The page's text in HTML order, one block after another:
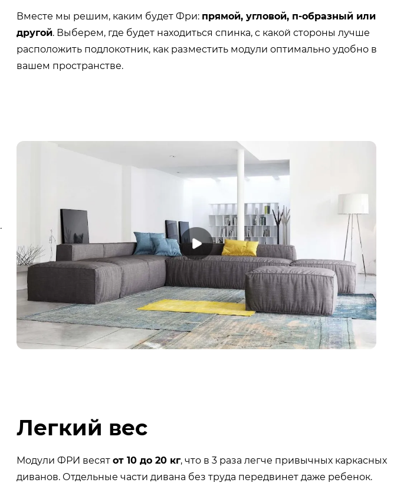
Вместе мы решим, каким будет Фри: прямой, угловой, п-образный или
другой. Выберем, где будет находиться спинка, с какой стороны лучше
расположить подлокотник, как разместить модули оптимально удобно в
вашем пространстве.
.
Легкий вес
Модули ФРИ весят от 10 до 20 кг, что в 3 раза легче привычных каркасных
диванов. Отдельные части дивана без труда передвинет даже ребенок.